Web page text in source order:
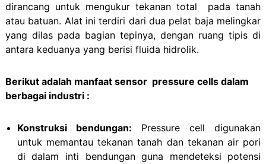
dirancang untuk mengukur tekanan total pada tanah
atau batuan. Alat ini terdiri dari dua pelat baja melingkar
yang dilas pada bagian tepinya, dengan ruang tipis di
antara keduanya yang berisi fluida hidrolik.
Berikut adalah manfaat sensor pressure cells dalam
berbagai industri :
Konstruksi bendungan: Pressure cell digunakan
untuk memantau tekanan tanah dan tekanan air pori
di dalam inti bendungan guna mendeteksi potensi